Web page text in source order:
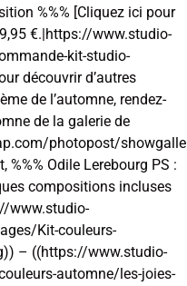
%%% [Cliquez ici pour
€.|https://www.studio-
kit-studio-
découvrir d’autres
de l’automne, rendez-
de la galerie de
photopost/
%%% Odile Lerebourg PS :
compositions incluses
www.studio-
Kit-couleurs-
– ((https://www.studio-
automne/les-joies-